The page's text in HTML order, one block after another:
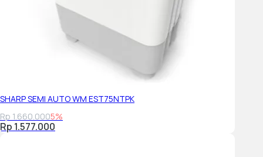
SHARP SEMI AUTO WM EST75NTPK
Rp 1.660.0005%
Rp 1.577.000